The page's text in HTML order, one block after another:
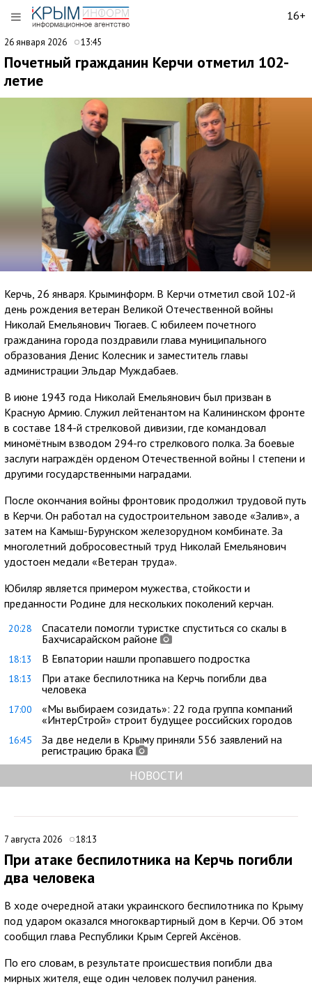
16+
26 января 2026 13:45
Почетный гражданин Керчи отметил 102-
летие
Керчь, 26 января. Крыминформ. В Керчи отметил свой 102-й
день рождения ветеран Великой Отечественной войны
Николай Емельянович Тюгаев. С юбилеем почетного
гражданина города поздравили глава муниципального
образования Денис Колесник и заместитель главы
администрации Эльдар Муждабаев.
В июне 1943 года Николай Емельянович был призван в
Красную Армию. Служил лейтенантом на Калининском фронте
в составе 184-й стрелковой дивизии, где командовал
миномётным взводом 294-го стрелкового полка. За боевые
заслуги награждён орденом Отечественной войны I степени и
другими государственными наградами.
После окончания войны фронтовик продолжил трудовой путь
в Керчи. Он работал на судостроительном заводе «Залив», а
затем на Камыш-Бурунском железорудном комбинате. За
многолетний добросовестный труд Николай Емельянович
удостоен медали «Ветеран труда».
Юбиляр является примером мужества, стойкости и
преданности Родине для нескольких поколений керчан.
20:28
Спасатели помогли туристке спуститься со скалы в
Бахчисарайском районе
18:13 В Евпатории нашли пропавшего подростка
18:13
При атаке беспилотника на Керчь погибли два
человека
17:00
«Мы выбираем созидать»: 22 года группа компаний
«ИнтерСтрой» строит будущее российских городов
16:45
За две недели в Крыму приняли 556 заявлений на
регистрацию брака
НОВОСТИ
7 августа 2026 18:13
При атаке беспилотника на Керчь погибли
два человека
В ходе очередной атаки украинского беспилотника по Крыму
под ударом оказался многоквартирный дом в Керчи. Об этом
сообщил глава Республики Крым Сергей Аксёнов.
По его словам, в результате происшествия погибли два
мирных жителя, еще один человек получил ранения.